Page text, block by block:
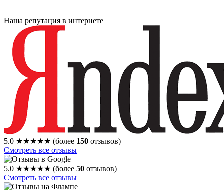
Наша репутация в интернете
5.0 ★★★★★ (более 150 отзывов)
Смотреть все отзывы
5.0 ★★★★★ (более 50 отзывов)
Смотреть все отзывы